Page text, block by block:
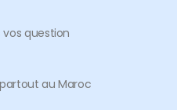
question
au Maroc